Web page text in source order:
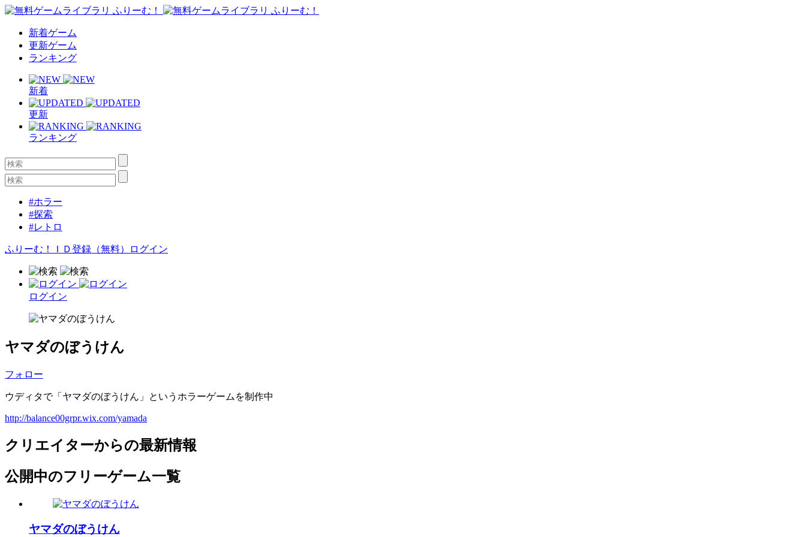
新着ゲーム
更新ゲーム
ランキング
新着
更新
ランキング
#ホラー
#探索
#レトロ
ふりーむ！ＩＤ登録（無料） ログイン
ログイン
ヤマダのぼうけん
フォロー
ウディタで「ヤマダのぼうけん」というホラーゲームを制作中
http://balance00grpr.wix.com/yamada
クリエイターからの最新情報
公開中のフリーゲーム一覧
ヤマダのぼうけん